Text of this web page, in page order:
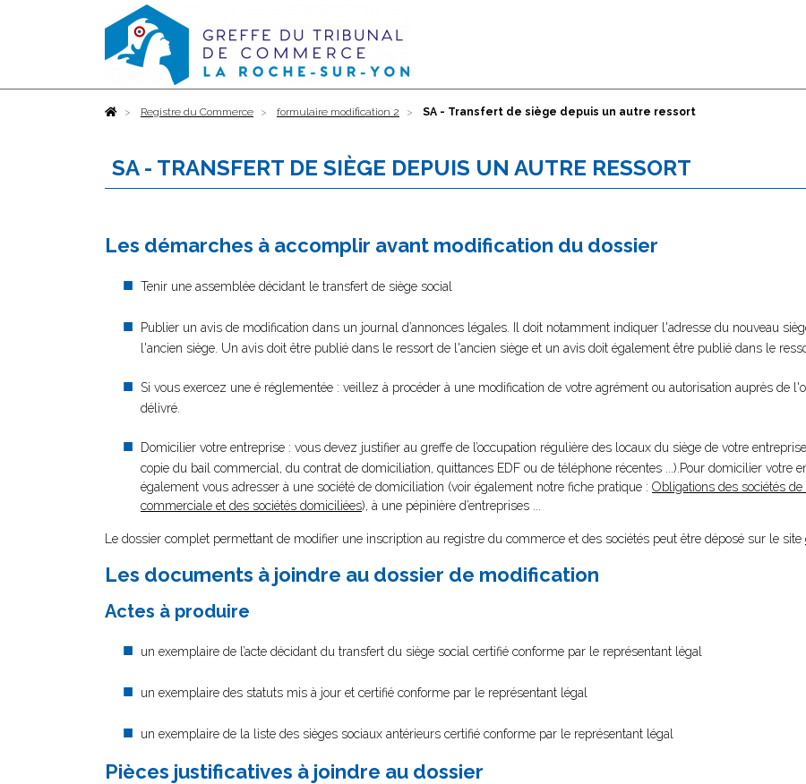
AccueilRegistre du Commerce formulaire modification 2 SA - Transfert de siège depuis un autre ressort
SA - TRANSFERT DE SIÈGE DEPUIS UN AUTRE RESSORT
Les démarches à accomplir avant modification du dossier
Tenir une assemblée décidant le transfert de siège social
Publier un avis de modification dans un journal d’annonces légales. Il doit notamment indiquer l'adresse du nouveau
l'ancien siège. Un avis doit être publié dans le ressort de l'ancien siège et un avis doit également être publié dans le
Si vous exercez une é réglementée : veillez à procéder à une modification de votre agrément ou autorisation auprès de
délivré.
Domicilier votre entreprise : vous devez justifier au greffe de l’occupation régulière des locaux du siège de votre
copie du bail commercial, du contrat de domiciliation, quittances EDF ou de téléphone récentes ...).Pour domicilier votre
également vous adresser à une société de domiciliation (voir également notre fiche pratique : Obligations des sociétés
commerciale et des sociétés domiciliées), à une pépinière d’entreprises ...
Le dossier complet permettant de modifier une inscription au registre du commerce et des sociétés peut être déposé sur le site
Les documents à joindre au dossier de modification
Actes à produire
un exemplaire de l’acte décidant du transfert du siège social certifié conforme par le représentant légal
un exemplaire des statuts mis à jour et certifié conforme par le représentant légal
un exemplaire de la liste des sièges sociaux antérieurs certifié conforme par le représentant légal
Pièces justificatives à joindre au dossier